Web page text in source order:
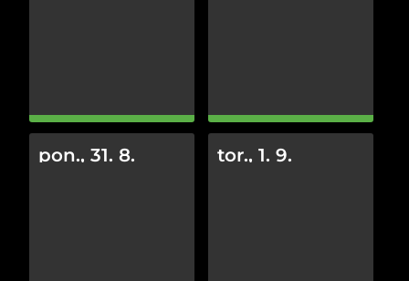
pon., 31. 8. tor., 1. 9.